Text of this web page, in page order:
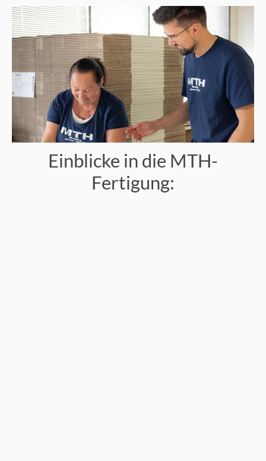
Einblicke in die MTH-
Fertigung: